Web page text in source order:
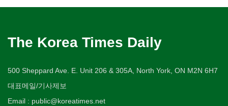
The Korea Times Daily
500 Sheppard Ave. E. Unit 206 & 305A, North York, ON M2N 6H7
대표메일/기사제보
Email : public@koreatimes.net